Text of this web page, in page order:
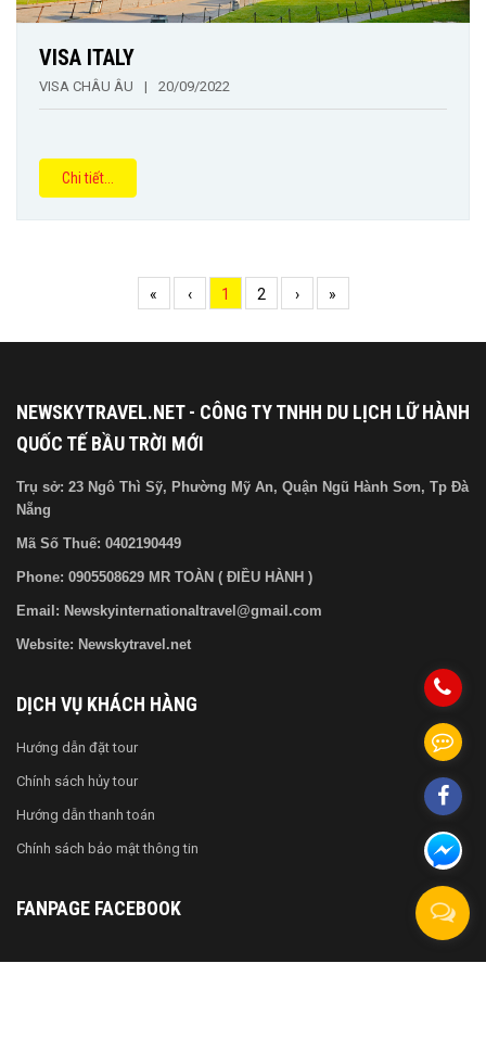
VISA ITALY
VISA CHÂU ÂU | 20/09/2022
Chi tiết...
« ‹ 1 2 › »
NEWSKYTRAVEL.NET - CÔNG TY TNHH DU LỊCH LỮ HÀNH
QUỐC TẾ BẦU TRỜI MỚI
Trụ sở: 23 Ngô Thì Sỹ, Phường Mỹ An, Quận Ngũ Hành Sơn, Tp Đà
Nẵng
Mã Số Thuế: 0402190449
Phone: 0905508629 MR TOÀN ( ĐIỀU HÀNH )
Email: Newskyinternationaltravel@gmail.com
Website: Newskytravel.net
DỊCH VỤ KHÁCH HÀNG
Hướng dẫn đặt tour
Chính sách hủy tour
Hướng dẫn thanh toán
Chính sách bảo mật thông tin
FANPAGE FACEBOOK